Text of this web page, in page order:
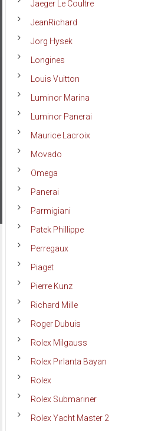
Jaeger Le Coultre
JeanRichard
Jorg Hysek
Longines
Louis Vuitton
Luminor Marina
Luminor Panerai
Maurice Lacroix
Movado
Omega
Panerai
Parmigiani
Patek Phillippe
Perregaux
Piaget
Pierre Kunz
Richard Mille
Roger Dubuis
Rolex Milgauss
Rolex Pırlanta Bayan
Rolex
Rolex Submariner
Rolex Yacht Master 2